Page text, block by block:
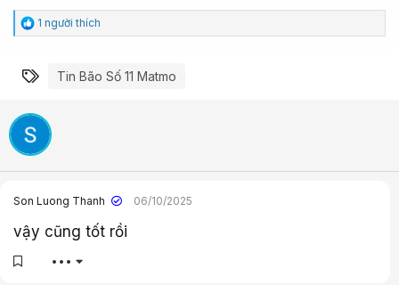
C
ả
ú
1 người thích
Từ khóa
Tin Bão Số 11 Matmo
Son Luong Thanh 06/10/2025
vậy cũng tốt rồi
•••